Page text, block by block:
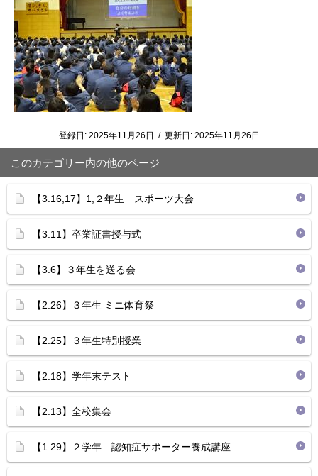
登録日: 2025年11月26日 / 更新日: 2025年11月26日
このカテゴリー内の他のページ
【3.16,17】1,２年生 スポーツ大会
【3.11】卒業証書授与式
【3.6】３年生を送る会
【2.26】３年生 ミニ体育祭
【2.25】３年生特別授業
【2.18】学年末テスト
【2.13】全校集会
【1.29】２学年 認知症サポーター養成講座